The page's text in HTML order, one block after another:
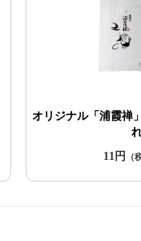
オリジナル「浦霞禅
11円
（